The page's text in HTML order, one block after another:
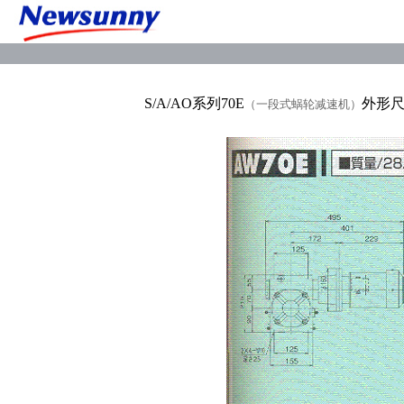
S/A/AO系列70E （一段式蜗轮减速机） 外形